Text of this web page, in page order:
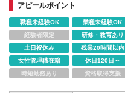
★残業ほぼなし・定時退社可
アピールポイント
職種未経験OK 業種未経験OK
経験者限定
研修・教育あり
土日祝休み
残業20時間以内
女性管理職在籍
休日120日～
時短勤務あり
資格取得支援